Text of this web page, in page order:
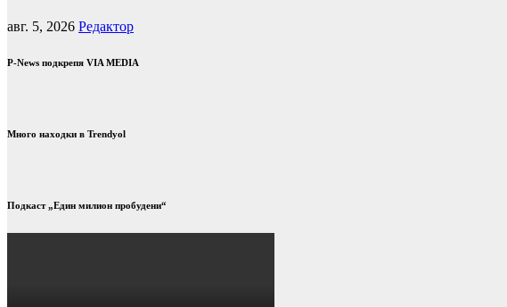
авг. 5, 2026 Редактор
P-News подкрепя VIA MEDIA
Много находки в Trendyol
Подкаст „Един милион пробудени“